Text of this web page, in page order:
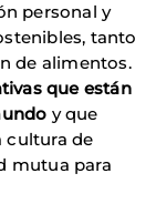
personal y
tanto
de alimentos.
que están
y que
cultura de
mutua para